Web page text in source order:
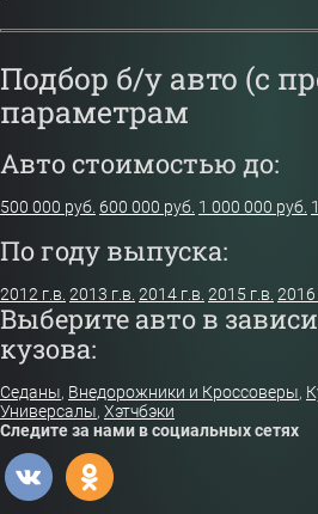
Подбор б/у авто (с
параметрам
Авто стоимостью до:
500 000 руб. 600 000 руб. 1 000 000 руб.
По году выпуска:
2012 г.в. 2013 г.в. 2014 г.в. 2015 г.в. 2016
Выберите авто в
кузова:
Седаны, Внедорожники и Кроссоверы,
Универсалы, Хэтчбэки
Следите за нами в социальных сетях